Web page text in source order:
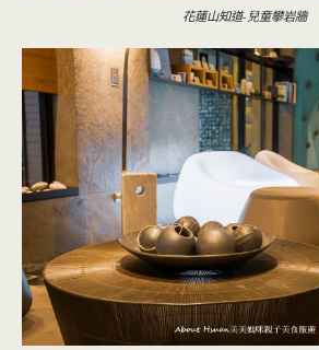
花蓮山知道-兒童攀岩牆